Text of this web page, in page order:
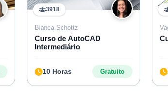
3918
Bianca Schottz
Curso de AutoCAD
Intermediário
10 Horas Gratuito